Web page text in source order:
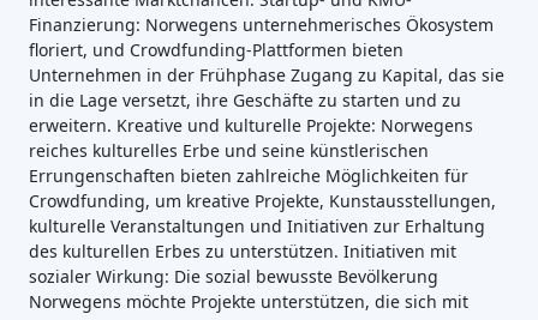
Finanzierung: Norwegens unternehmerisches Ökosystem
floriert, und Crowdfunding-Plattformen bieten
Unternehmen in der Frühphase Zugang zu Kapital, das sie
in die Lage versetzt, ihre Geschäfte zu starten und zu
erweitern. Kreative und kulturelle Projekte: Norwegens
reiches kulturelles Erbe und seine künstlerischen
Errungenschaften bieten zahlreiche Möglichkeiten für
Crowdfunding, um kreative Projekte, Kunstausstellungen,
kulturelle Veranstaltungen und Initiativen zur Erhaltung
des kulturellen Erbes zu unterstützen. Initiativen mit
sozialer Wirkung: Die sozial bewusste Bevölkerung
Norwegens möchte Projekte unterstützen, die sich mit